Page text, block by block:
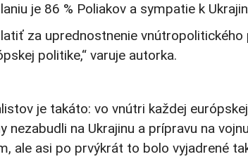
je 86 % Poliakov a sympatie k
za uprednostnenie
politike,“ varuje autorka.
je takáto: vo vnútri každej
nezabudli na Ukrajinu a prípravu na
ale asi po prvýkrát to bolo vyjadrené